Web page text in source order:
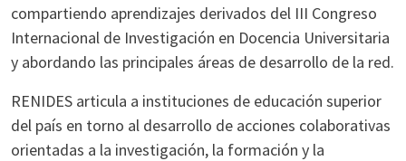
compartiendo aprendizajes derivados del III Congreso
Internacional de Investigación en Docencia Universitaria
y abordando las principales áreas de desarrollo de la red.
RENIDES articula a instituciones de educación superior
del país en torno al desarrollo de acciones colaborativas
orientadas a la investigación, la formación y la